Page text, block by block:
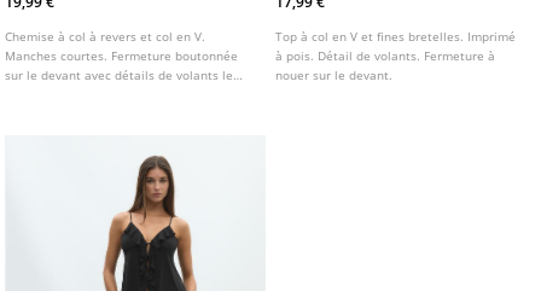
Chemise à col à revers et col en V.
Manches courtes. Fermeture boutonnée
sur le devant avec détails de volants le
Top à col en V et fines bretelles. Imprimé
à pois. Détail de volants. Fermeture à
nouer sur le devant.